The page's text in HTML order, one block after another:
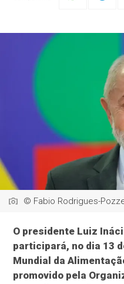
© Fabio Rodrigues-
O presidente Luiz
participará, no dia 13
Mundial da
promovido pela